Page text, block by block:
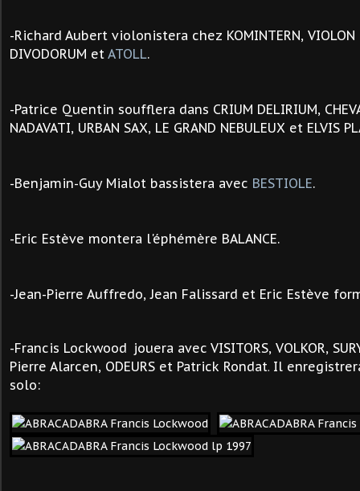
-Richard Aubert violonistera chez KOMINTERN, VIOLON
DIVODORUM et ATOLL.
-Patrice Quentin soufflera dans CRIUM DELIRIUM,
NADAVATI, URBAN SAX, LE GRAND NEBULEUX et ELVIS
-Benjamin-Guy Mialot bassistera avec BESTIOLE.
-Eric Estève montera l'éphémère BALANCE.
-Jean-Pierre Auffredo, Jean Falissard et Eric Estève
-Francis Lockwood jouera avec VISITORS, VOLKOR,
Pierre Alarcen, ODEURS et Patrick Rondat. Il
solo: